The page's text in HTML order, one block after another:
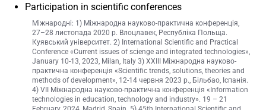
Participation in scientific conferences
Міжнародні: 1) Міжнародна науково-практична конференція,
27–28 листопада 2020 р. Влоцлавек, Республіка Польща.
Куявський університет. 2) International Scientific and Practical
Conference «Current issues of scienge and integrated technologies»,
January 10-13, 2023, Milan, Italy 3) XXIII Міжнародна науково-
практична конференція «Scientific trends, solutions, theories and
methods of development», 12-14 червня 2023 р., Більбао, Іспанія.
4) VII Міжнародна науково-практична конференція «Information
technologies in education, technology and industry». 19 – 21